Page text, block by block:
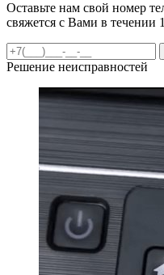
Оставьте нам свой номер
свяжется с Вами в течении
Решение неисправностей